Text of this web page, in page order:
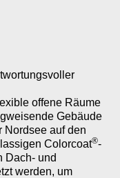
offene Räume
Gebäude
Nordsee auf den
Colorcoat®-
Dach- und
werden, um